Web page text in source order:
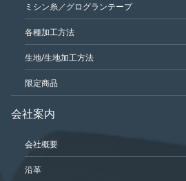
ミシン糸／グログランテープ
各種加工方法
生地/生地加工方法
限定商品
会社案内
会社概要
沿革